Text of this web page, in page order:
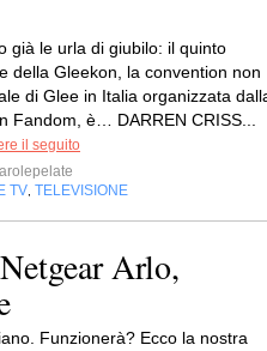
già le urla di giubilo: il quinto
della Gleekon, la convention non
di Glee in Italia organizzata
Fandom, è… DARREN CRISS...
il seguito
TV TELEVISIONE
Arlo,
Funzionerà? Ecco la nostra